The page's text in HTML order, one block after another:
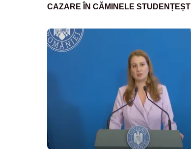
CAZARE ÎN CĂMINELE STUDENȚEȘTI